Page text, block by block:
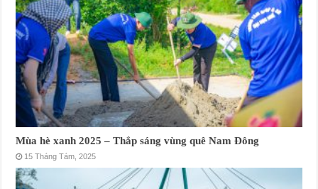
Mùa hè xanh 2025 – Thắp sáng vùng quê Nam Đông
15 Tháng Tám, 2025